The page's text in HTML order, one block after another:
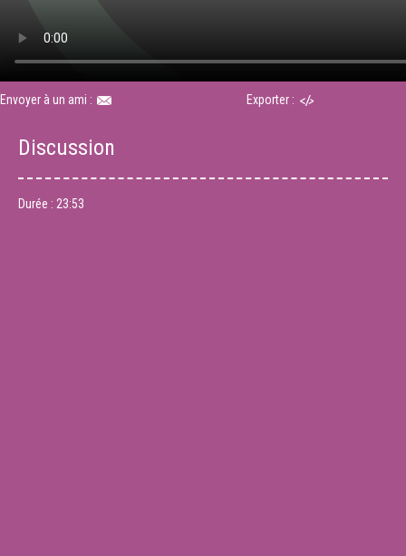
Envoyer à un ami : Exporter :
Discussion
Durée : 23:53